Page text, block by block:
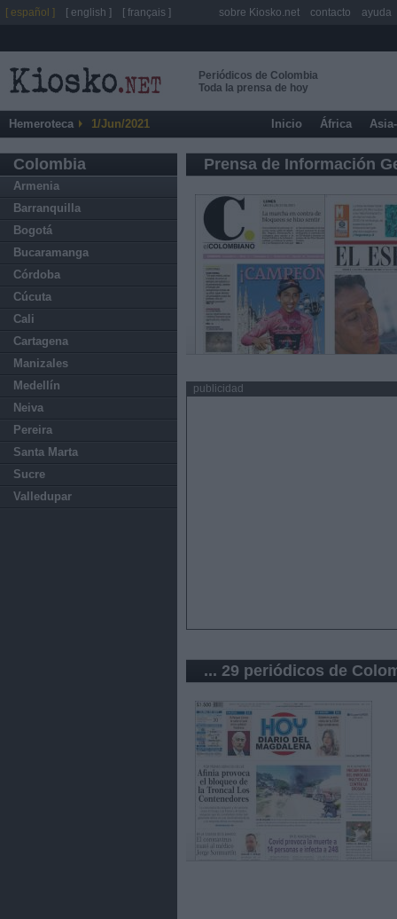
Periódicos de Colombia
Toda la prensa de hoy
Hemeroteca 1/Jun/2021 Inicio África
Colombia
Armenia
Barranquilla
Bogotá
Bucaramanga
Córdoba
Cúcuta
Cali
Cartagena
Manizales
Medellín
Neiva
Pereira
Santa Marta
Sucre
Valledupar
Prensa de Información
publicidad
... 29 periódicos de
[ español ] [ english ] [ français ] sobre Kiosko.net contacto ayuda